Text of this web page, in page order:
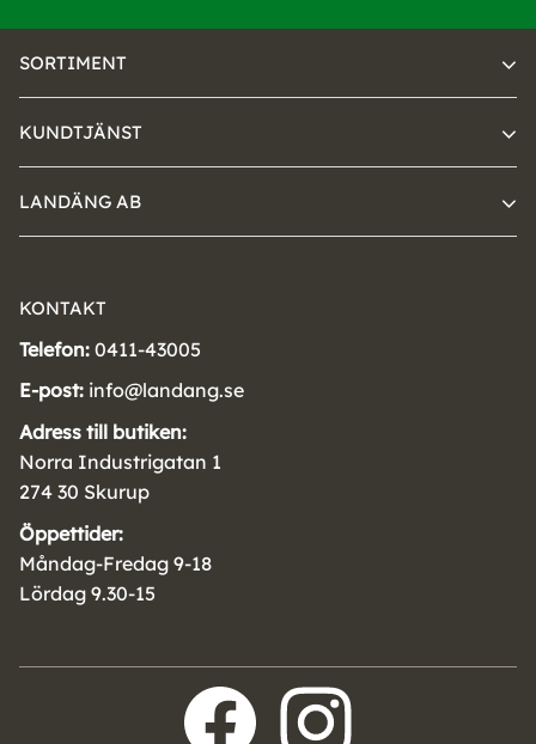
SORTIMENT
KUNDTJÄNST
LANDÄNG AB
KONTAKT
Telefon: 0411-43005
E-post: info@landang.se
Adress till butiken:
Norra Industrigatan 1
274 30 Skurup
Öppettider:
Måndag-Fredag 9-18
Lördag 9.30-15